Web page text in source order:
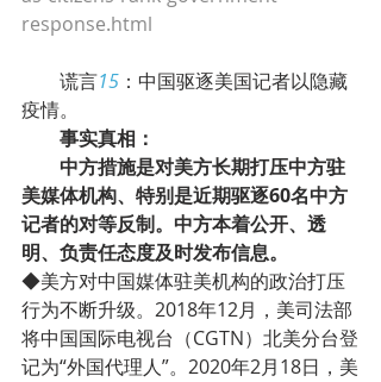
response.html
        谎言
15 ：中国驱逐美国记者以隐藏
疫情。
事实真相：
中方措施是对美方长期打压中方驻
美媒体机构、特别是近期驱逐60名中方
记者的对等反制。中方本着公开、透
明、负责任态度及时发布信息。
◆美方对中国媒体驻美机构的政治打压
行为不断升级。2018年12月，美司法部
将中国国际电视台（CGTN）北美分台登
记为“外国代理人”。2020年2月18日，美